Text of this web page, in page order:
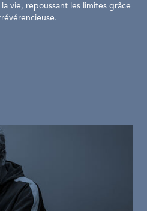
vie, repoussant les limites grâce